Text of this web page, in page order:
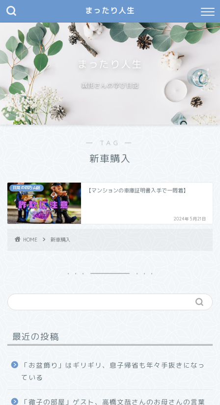
まったり人生
まったり人生
嘱託さんの学び日記
― TAG ―
新車購入
日常の四方山話 【マンションの車庫証明書入手で一悶着】
2024年5月21日
HOME 新車購入
最近の投稿
「お盆飾り」はギリギリ、息子帰省も年々手抜きになっ
ている
「徹子の部屋」ゲスト、高橋文哉さんのお母さんの言葉